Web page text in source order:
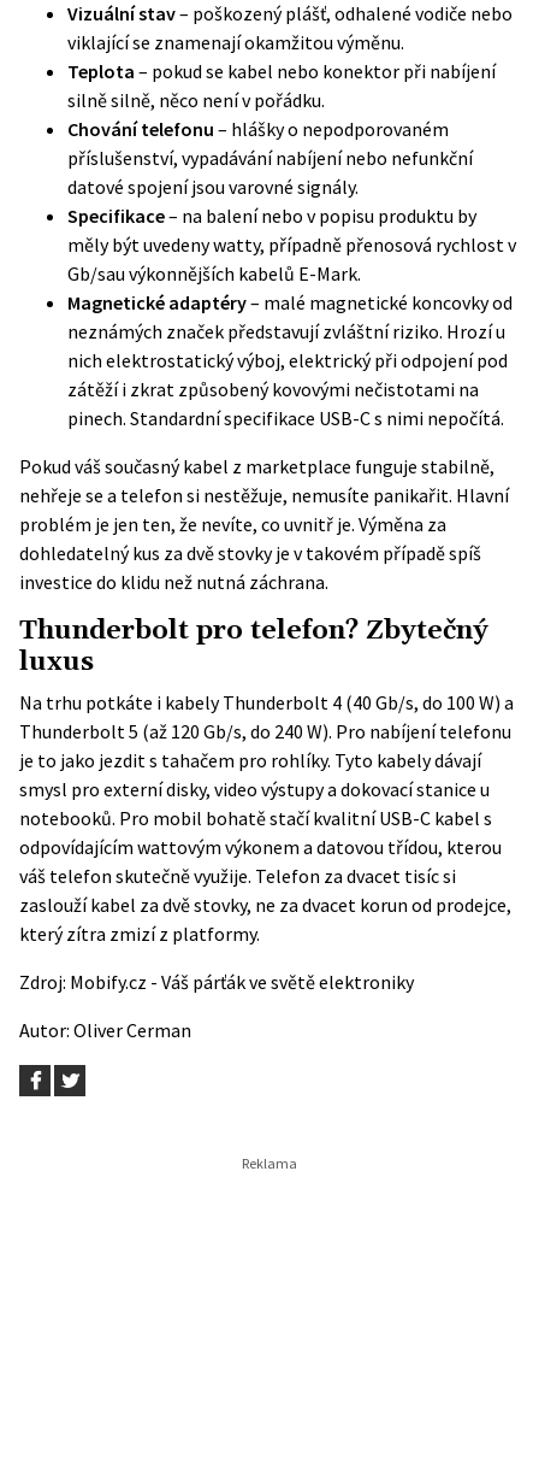
Vizuální stav– poškozený plášť, odhalené vodiče nebo
viklající se znamenají okamžitou výměnu.
Teplota – pokud se kabel nebo konektor při nabíjení
silně silně, něco není v pořádku.
Chování telefonu – hlášky o nepodporovaném
příslušenství, vypadávání nabíjení nebo nefunkční
datové spojení jsou varovné signály.
Specifikace– na balení nebo v popisu produktu by
měly být uvedeny watty, případně přenosová rychlost v
Gb/sau výkonnějších kabelů E-Mark.
Magnetické adaptéry– malé magnetické koncovky od
neznámých značek představují zvláštní riziko. Hrozí u
nich elektrostatický výboj, elektrický při odpojení pod
zátěží i zkrat způsobený kovovými nečistotami na
pinech. Standardní specifikace USB-C s nimi nepočítá.
Pokud váš současný kabel z marketplace funguje stabilně,
nehřeje se a telefon si nestěžuje, nemusíte panikařit. Hlavní
problém je jen ten, že nevíte, co uvnitř je. Výměna za
dohledatelný kus za dvě stovky je v takovém případě spíš
investice do klidu než nutná záchrana.
Thunderbolt pro telefon? Zbytečný
luxus
Na trhu potkáte i kabely Thunderbolt 4 (40 Gb/s, do 100 W) a
Thunderbolt 5 (až 120 Gb/s, do 240 W). Pro nabíjení telefonu
je to jako jezdit s tahačem pro rohlíky. Tyto kabely dávají
smysl pro externí disky, video výstupy a dokovací stanice u
notebooků. Pro mobil bohatě stačí kvalitní USB-C kabel s
odpovídajícím wattovým výkonem a datovou třídou, kterou
váš telefon skutečně využije. Telefon za dvacet tisíc si
zaslouží kabel za dvě stovky, ne za dvacet korun od prodejce,
který zítra zmizí z platformy.
Zdroj: Mobify.cz - Váš párťák ve světě elektroniky
Autor: Oliver Cerman